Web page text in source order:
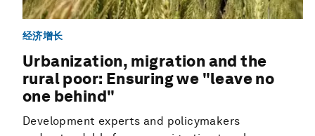
经济增长
Urbanization, migration and the
rural poor: Ensuring we "leave no
one behind"
Development experts and policymakers